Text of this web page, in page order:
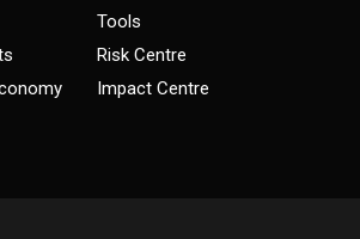
Tools
Risk Centre
Impact Centre